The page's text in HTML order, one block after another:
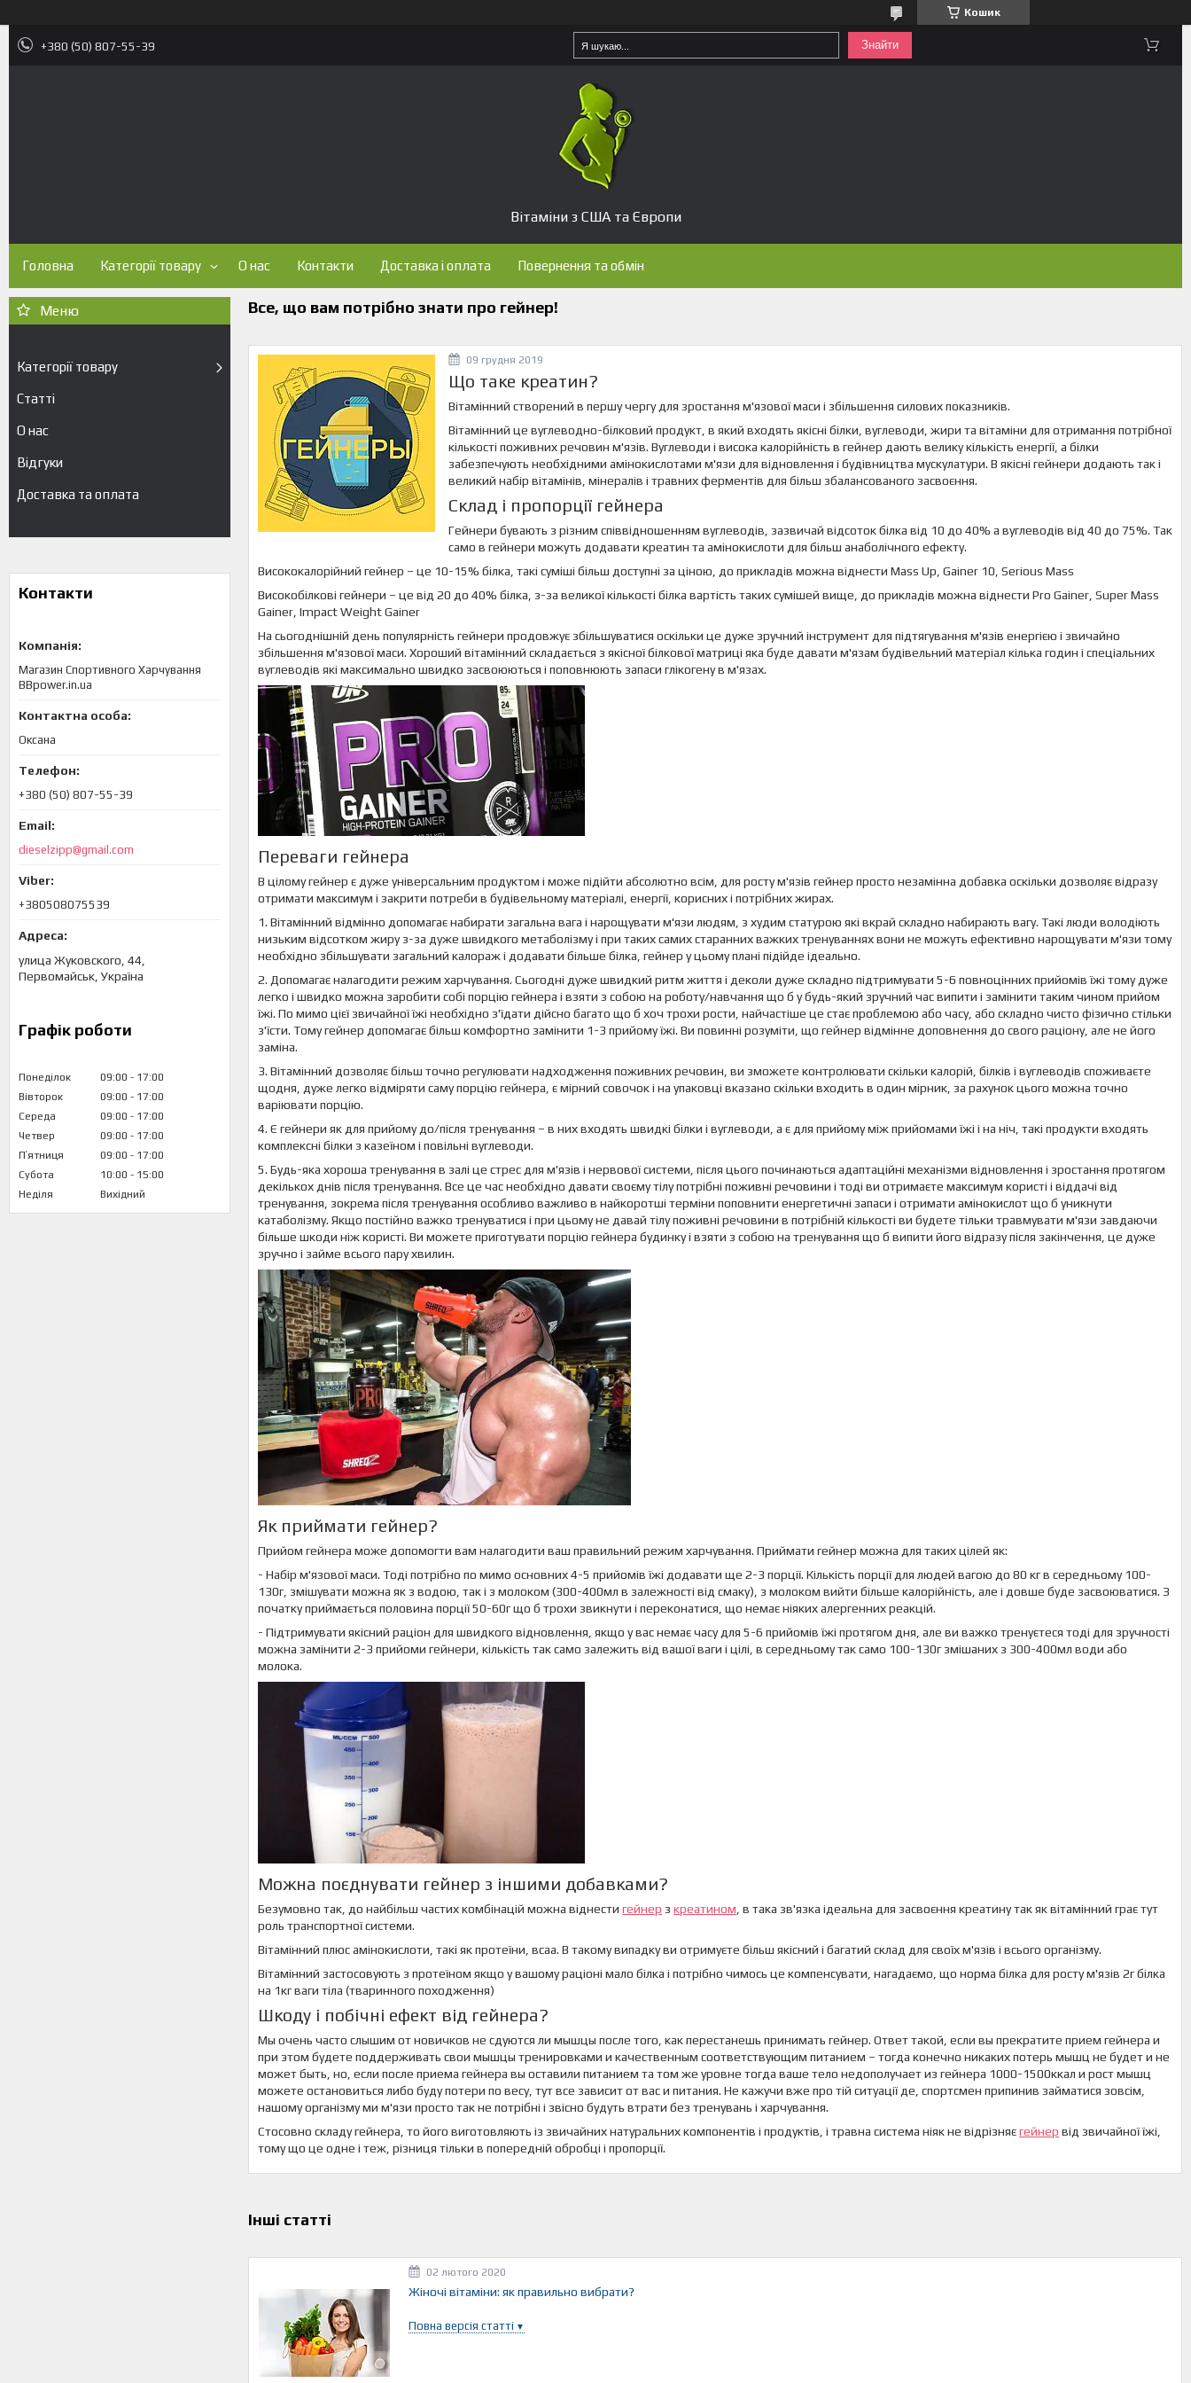
Кошик
+380 (50) 807-55-39 Знайти
Вітаміни з США та Європи
Головна Категорії товару О нас Контакти Доставка і оплата Повернення та обмін
Категорії товару
Статті
О нас
Відгуки
Доставка та оплата
Контакти
Магазин Спортивного Харчування
BBpower.in.ua
Оксана
+380 (50) 807-55-39
dieselzipp@gmail.com
+380508075539
улица Жуковского, 44,
Первомайськ, Україна
Графік роботи
Понеділок 09:00
17:00
Вівторок
09:00
17:00
Середа
09:00
17:00
Четвер
09:00
17:00
Пʼятниця
09:00
17:00
Субота
10:00
15:00
Неділя
Вихідний
Все, що вам потрібно знати про гейнер!
09 грудня 2019
Що таке креатин?
Вітамінний створений в першу чергу для зростання м'язової маси і збільшення силових показників.
Вітамінний це вуглеводно-білковий продукт, в який входять якісні білки, вуглеводи, жири та вітаміни для отримання потрібної
кількості поживних речовин м'язів. Вуглеводи і висока калорійність в гейнер дають велику кількість енергії, а білки
забезпечують необхідними амінокислотами м'язи для відновлення і будівництва мускулатури. В якісні гейнери додають так і
великий набір вітамінів, мінералів і травних ферментів для більш збалансованого засвоєння.
Склад і пропорції гейнера
Гейнери бувають з різним співвідношенням вуглеводів, зазвичай відсоток білка від 10 до 40% а вуглеводів від 40 до 75%. Так
само в гейнери можуть додавати креатин та амінокислоти для більш анаболічного ефекту.
Висококалорійний гейнер – це 10-15% білка, такі суміші більш доступні за ціною, до прикладів можна віднести Mass Up, Gainer 10, Serious Mass
Високобілкові гейнери – це від 20 до 40% білка, з-за великої кількості білка вартість таких сумішей вище, до прикладів можна віднести Pro Gainer, Super Mass
Gainer, Impact Weight Gainer
На сьогоднішній день популярність гейнери продовжує збільшуватися оскільки це дуже зручний інструмент для підтягування м'язів енергією і звичайно
збільшення м'язової маси. Хороший вітамінний складається з якісної білкової матриці яка буде давати м'язам будівельний матеріал кілька годин і спеціальних
вуглеводів які максимально швидко засвоюються і поповнюють запаси глікогену в м'язах.
Переваги гейнера
В цілому гейнер є дуже універсальним продуктом і може підійти абсолютно всім, для росту м'язів гейнер просто незамінна добавка оскільки дозволяє відразу
отримати максимум і закрити потреби в будівельному матеріалі, енергії, корисних і потрібних жирах.
1. Вітамінний відмінно допомагає набирати загальна вага і нарощувати м'язи людям, з худим статурою які вкрай складно набирають вагу. Такі люди володіють
низьким відсотком жиру з-за дуже швидкого метаболізму і при таких самих старанних важких тренуваннях вони не можуть ефективно нарощувати м'язи тому
необхідно збільшувати загальний калораж і додавати більше білка, гейнер у цьому плані підійде ідеально.
2. Допомагає налагодити режим харчування. Сьогодні дуже швидкий ритм життя і деколи дуже складно підтримувати 5-6 повноцінних прийомів їжі тому дуже
легко і швидко можна заробити собі порцію гейнера і взяти з собою на роботу/навчання що б у будь-який зручний час випити і замінити таким чином прийом
їжі. По мимо цієї звичайної їжі необхідно з'їдати дійсно багато що б хоч трохи рости, найчастіше це стає проблемою або часу, або складно чисто фізично стільки
з'їсти. Тому гейнер допомагає більш комфортно замінити 1-3 прийому їжі. Ви повинні розуміти, що гейнер відмінне доповнення до свого раціону, але не його
заміна.
3. Вітамінний дозволяє більш точно регулювати надходження поживних речовин, ви зможете контролювати скільки калорій, білків і вуглеводів споживаєте
щодня, дуже легко відміряти саму порцію гейнера, є мірний совочок і на упаковці вказано скільки входить в один мірник, за рахунок цього можна точно
варіювати порцію.
4. Є гейнери як для прийому до/після тренування – в них входять швидкі білки і вуглеводи, а є для прийому між прийомами їжі і на ніч, такі продукти входять
комплексні білки з казеїном і повільні вуглеводи.
5. Будь-яка хороша тренування в залі це стрес для м'язів і нервової системи, після цього починаються адаптаційні механізми відновлення і зростання протягом
декількох днів після тренування. Все це час необхідно давати своєму тілу потрібні поживні речовини і тоді ви отримаєте максимум користі і віддачі від
тренування, зокрема після тренування особливо важливо в найкоротші терміни поповнити енергетичні запаси і отримати амінокислот що б уникнути
катаболізму. Якщо постійно важко тренуватися і при цьому не давай тілу поживні речовини в потрібній кількості ви будете тільки травмувати м'язи завдаючи
більше шкоди ніж користі. Ви можете приготувати порцію гейнера будинку і взяти з собою на тренування що б випити його відразу після закінчення, це дуже
зручно і займе всього пару хвилин.
Як приймати гейнер?
Прийом гейнера може допомогти вам налагодити ваш правильний режим харчування. Приймати гейнер можна для таких цілей як:
- Набір м'язової маси. Тоді потрібно по мимо основних 4-5 прийомів їжі додавати ще 2-3 порції. Кількість порції для людей вагою до 80 кг в середньому 100-
130г, змішувати можна як з водою, так і з молоком (300-400мл в залежності від смаку), з молоком вийти більше калорійність, але і довше буде засвоюватися. З
початку приймається половина порції 50-60г що б трохи звикнути і переконатися, що немає ніяких алергенних реакцій.
- Підтримувати якісний раціон для швидкого відновлення, якщо у вас немає часу для 5-6 прийомів їжі протягом дня, але ви важко тренуєтеся тоді для зручності
можна замінити 2-3 прийоми гейнери, кількість так само залежить від вашої ваги і цілі, в середньому так само 100-130г змішаних з 300-400мл води або
молока.
Можна поєднувати гейнер з іншими добавками?
Безумовно так, до найбільш частих комбінацій можна віднести гейнер з креатином , в така зв'язка ідеальна для засвоєння креатину так як вітамінний грає тут
роль транспортної системи.
Вітамінний плюс амінокислоти, такі як протеїни, всаа. В такому випадку ви отримуєте більш якісний і багатий склад для своїх м'язів і всього організму.
Вітамінний застосовують з протеїном якщо у вашому раціоні мало білка і потрібно чимось це компенсувати, нагадаємо, що норма білка для росту м'язів 2г білка
на 1кг ваги тіла (тваринного походження)
Шкоду і побічні ефект від гейнера?
Мы очень часто слышим от новичков не сдуются ли мышцы после того, как перестанешь принимать гейнер. Ответ такой, если вы прекратите прием гейнера и
при этом будете поддерживать свои мышцы тренировками и качественным соответствующим питанием – тогда конечно никаких потерь мышц не будет и не
может быть, но, если после приема гейнера вы оставили питанием та том же уровне тогда ваше тело недополучает из гейнера 1000-1500ккал и рост мышц
можете остановиться либо буду потери по весу, тут все зависит от вас и питания. Не кажучи вже про тій ситуації де, спортсмен припинив займатися зовсім,
нашому організму ми м'язи просто так не потрібні і звісно будуть втрати без тренувань і харчування.
Стосовно складу гейнера, то його виготовляють із звичайних натуральних компонентів і продуктів, і травна система ніяк не відрізняєгейнер від звичайної їжі,
тому що це одне і теж, різниця тільки в попередній обробці і пропорції.
Інші статті
02 лютого 2020
Жіночі вітаміни: як правильно вибрати?
Повна версія статті